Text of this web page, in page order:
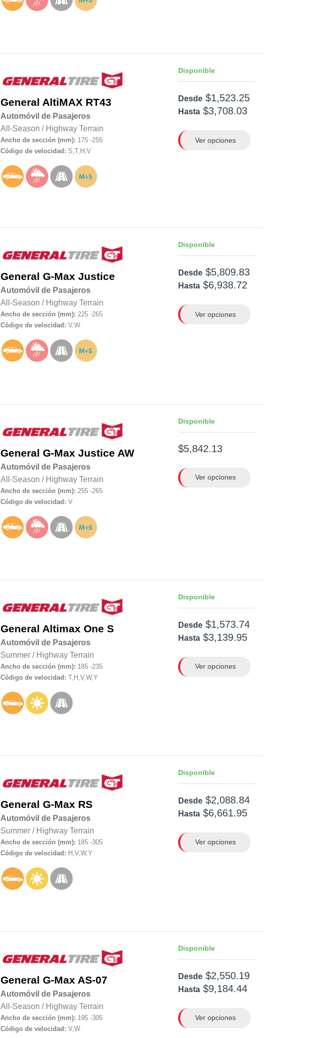
General AltiMAX RT43
Automóvil de Pasajeros
All-Season / Highway Terrain
Ancho de sección (mm): 175 -255
Código de velocidad: S,T,H,V
Disponible
Desde $1,523.25
Hasta $3,708.03
Ver opciones
General G-Max Justice
Automóvil de Pasajeros
All-Season / Highway Terrain
Ancho de sección (mm): 225 -265
Código de velocidad: V,W
Disponible
Desde $5,809.83
Hasta $6,938.72
Ver opciones
General G-Max Justice AW
Automóvil de Pasajeros
All-Season / Highway Terrain
Ancho de sección (mm): 255 -265
Código de velocidad: V
Disponible
$5,842.13
Ver opciones
General Altimax One S
Automóvil de Pasajeros
Summer/ Highway Terrain
Ancho de sección (mm): 185 -235
Código de velocidad: T,H,V,W,Y
Disponible
Desde $1,573.74
Hasta $3,139.95
Ver opciones
General G-Max RS
Automóvil de Pasajeros
Summer/ Highway Terrain
Ancho de sección (mm): 185 -305
Código de velocidad: H,V,W,Y
Disponible
Desde $2,088.84
Hasta $6,661.95
Ver opciones
General G-Max AS-07
Automóvil de Pasajeros
All-Season / Highway Terrain
Ancho de sección (mm): 195 -305
Código de velocidad: V,W
Disponible
Desde $2,550.19
Hasta $9,184.44
Ver opciones